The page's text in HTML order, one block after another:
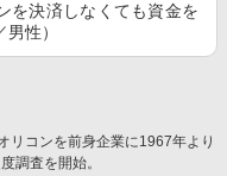
を決済しなくても資金を
性）
リコンを前身企業に1967年より
調査を開始。